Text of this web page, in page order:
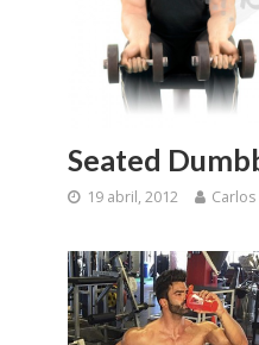
Seated
19 abril, 2012